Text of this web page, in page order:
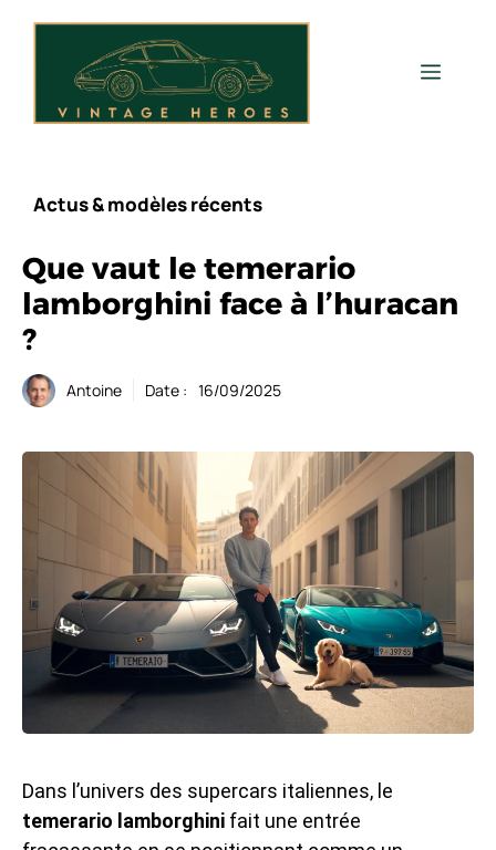
Menu
Actus & modèles récents
Que vaut le temerario
lamborghini face à l’huracan
?
Antoine Date : 16/09/2025
Dans l’univers des supercars italiennes, le
temerario lamborghini fait une entrée